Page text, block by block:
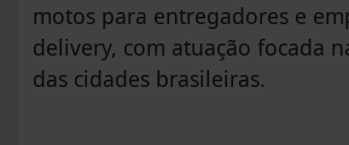
motos para entregadores e
delivery, com atuação focada
das cidades brasileiras.